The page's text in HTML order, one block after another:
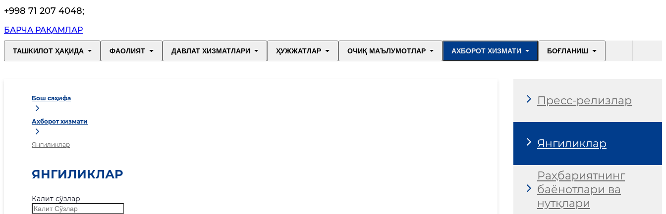
+998 71 207 4048;
БАРЧА РАҚАМЛАР
ТАШКИЛОТ ҲАҚИДА ФАОЛИЯТ ДАВЛАТ ХИЗМАТЛАРИ ҲУЖЖАТЛАР ОЧИҚ МАЪЛУМОТЛАР АХБОРОТ ХИЗМАТИ БОҒЛАНИШ
Бош саҳифа
Ахборот хизмати
Янгиликлар
ЯНГИЛИКЛАР
Калит сўзлар
Пресс-релизлар
Янгиликлар
Раҳбариятнинг
баёнотлари ва
нутқлари